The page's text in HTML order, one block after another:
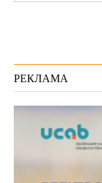
РЕКЛАМА